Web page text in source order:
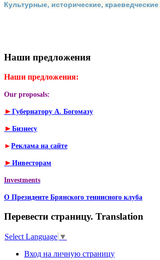
Культурные, исторические,
Наши предложения
Наши предложения:
Our proposals:
► Губернатору А. Богомазу
► Бизнесу
► Реклама на сайте
► Инвесторам
Investments
О Президенте Брянского теннисного клуба
Перевести страницу. Translation
Select Language ▼
Вход на личную страницу